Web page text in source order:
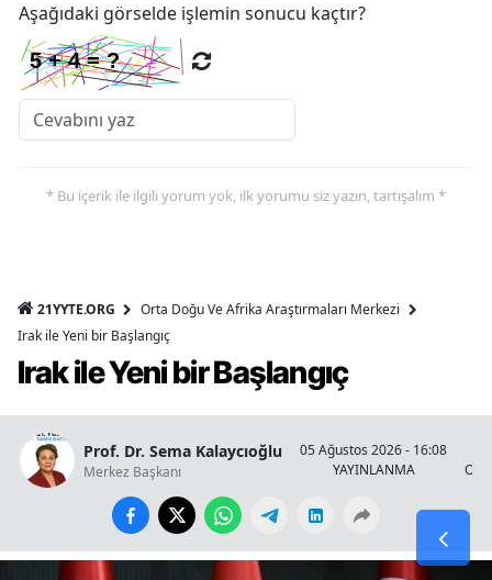
Aşağıdaki görselde işlemin sonucu kaçtır?
* Bu içerik ile ilgili yorum yok, ilk yorumu siz yazın, tartışalım *
21YYTE.ORG
Orta Doğu Ve Afrika Araştırmaları Merkezi
Irak ile Yeni bir Başlangıç
Irak ile Yeni bir Başlangıç
Prof. Dr. Sema Kalaycıoğlu
Merkez Başkanı
05 Ağustos 2026 - 16:08
YAYINLANMA